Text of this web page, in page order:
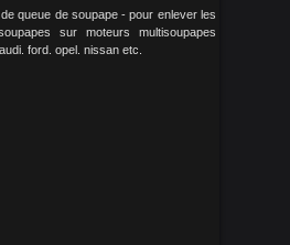
queue de soupape - pour enlever les
sur moteurs multisoupapes
ford. opel. nissan etc.